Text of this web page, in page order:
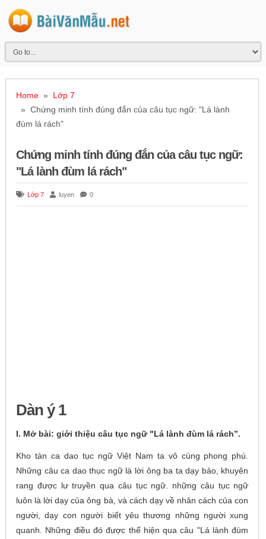
Home» Lớp 7
» Chứng minh tính đúng đắn của câu tục ngữ: "Lá lành
đùm lá rách"
Chứng minh tính đúng đắn của câu tục ngữ:
"Lá lành đùm lá rách"
Lớp 7 luyen 0
Dàn ý 1
I. Mở bài: giới thiệu câu tục ngữ "Lá lành đùm lá rách”.
Kho tàn ca dao tục ngữ Việt Nam ta vô cùng phong phú.
Những câu ca dao thục ngữ là lời ông ba ta dạy bảo, khuyên
rang được lư truyền qua câu tục ngữ. những câu tục ngữ
luôn là lời dạy của ông bà, và cách dạy về nhân cách của con
người, dạy con người biết yêu thương những người xung
quanh. Những điều đó được thể hiện qua câu "Lá lành đùm